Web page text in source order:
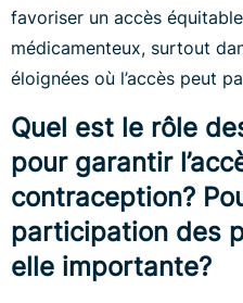
favoriser un accès
médicamenteux, surtout
éloignées où l’accès peut
Quel est le rôle
pour garantir
contraception?
participation des
elle importante?